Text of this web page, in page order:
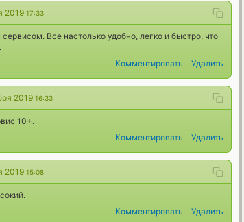
2019 17:33
Все настолько удобно, легко и быстро, что
Комментировать
Удалить
2019 16:33
10+.
Комментировать
Удалить
2019 15:08
Комментировать
Удалить